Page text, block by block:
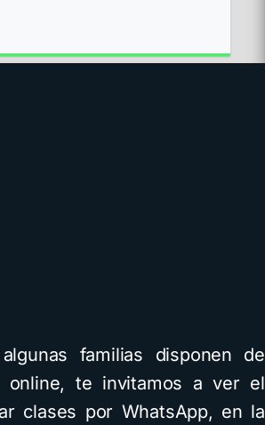
familias disponen de
online, te invitamos a ver el
clases por WhatsApp, en la